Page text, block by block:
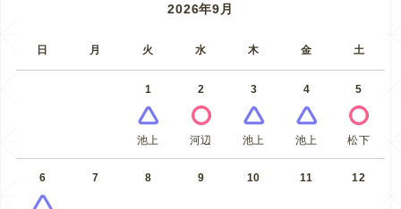
2026年9月
日 月 火 水 木 金 土
1
池上
2
河辺
3
池上
4
池上
5
松下
6 7 8 9 10 11 12